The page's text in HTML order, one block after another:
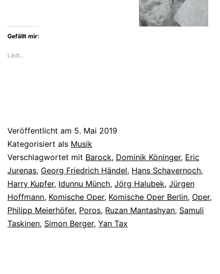
Gefällt mir:
Lädt…
Veröffentlicht am 5. Mai 2019
Kategorisiert als Musik
Verschlagwortet mit Barock, Dominik Köninger, Eric
Jurenas, Georg Friedrich Händel, Hans Schavernoch,
Harry Kupfer, Idunnu Münch, Jörg Halubek, Jürgen
Hoffmann, Komische Oper, Komische Oper Berlin, Oper,
Philipp Meierhöfer, Poros, Ruzan Mantashyan, Samuli
Taskinen, Simon Berger, Yan Tax